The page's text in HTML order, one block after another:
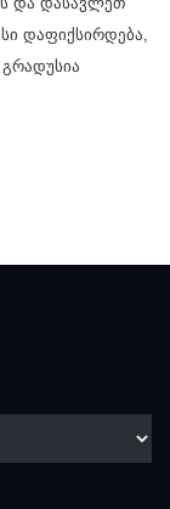
დაფიქსირდება,